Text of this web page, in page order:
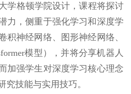
学格顿学院设计，课程将探讨
力，侧重于强化学习和深度学
积神经网络、图形神经网络、
模型），并将分享机器人
加强学生对深度学习核心理念
究技能与实用技巧。